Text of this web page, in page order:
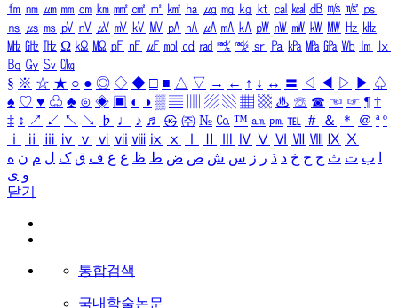
㎙ ㎚ ㎛ ㎜ ㎝ ㎞ ㎟ ㎠ ㎡ ㎢ ㏊ ㎍ ㎎ ㎏ ㏏ ㎈ ㎉ ㏈ ㎧ ㎨ ㎰
㎱ ㎲ ㎳ ㎴ ㎵ ㎶ ㎷ ㎸ ㎹ ㎀ ㎁ ㎂ ㎃ ㎄ ㎺ ㎻ ㎽ ㎾ ㎿ ㎐ ㎑
㎒ ㎓ ㎔ Ω ㏀ ㏁ ㎊ ㎋ ㎌ ㏖ ㏅ ㎭ ㎮ ㎯ ㏛ ㎩ ㎪ ㎫ ㎬ ㏝ ㏐
㏓
㏃ ㏉ ㏜ ㏆
§ ※ ☆ ★ ○ ● ◎ ◇ ◆ □ ■ △ ▽ → ← ↑ ↓ ↔ 〓 ◁ ◀ ▷ ▶ ♤
♠ ♡ ♥ ♧ ♣ ⊙ ◈ ▣ ◐ ◑ ▒ ▤ ▨ ▧ ▦ ▩ ♨ ☏ ☎ ☜ ☞ ¶ †
‡ ↕ ↗ ↙ ↖ ↘ ♭ ♩ ♪ ♬ ㉿ ㈜ № ㏇ ™ ㏂ ㏘ ℡ ＃ ＆ ＊ ＠ ª º
ⅰ
ⅱ ⅲ ⅳ ⅴ ⅵ ⅶ ⅷ ⅸ ⅹ Ⅳ Ⅴ Ⅵ Ⅶ Ⅷ Ⅸ Ⅹ
ب ت ث ج ح خ د ذ ر ز س ش ص ض ط ظ ع غ ف ق ک ل م ن ه
و ی
닫기
통합검색
국내학술논문